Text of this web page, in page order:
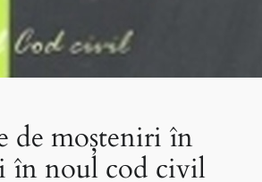
de moșteniri în
în noul cod civil